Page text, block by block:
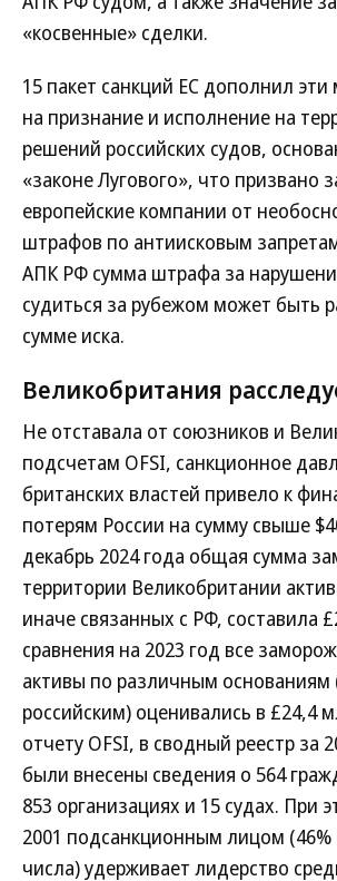
«косвенные» сделки.
15 пакет санкций ЕС дополнил
на признание и исполнение на
решений российских судов,
«законе Лугового», что призвано
европейские компании от
штрафов по антиисковым
АПК РФ сумма штрафа за
судиться за рубежом может быть
сумме иска.
Великобритания
Не отставала от союзников и
подсчетам OFSI, санкционное
британских властей привело к
потерям России на сумму свыше
декабрь 2024 года общая сумма
территории Великобритании
иначе связанных с РФ, составила
сравнения на 2023 год все
активы по различным основаниям
российским) оценивались в £24,4
отчету OFSI, в сводный реестр за
были внесены сведения о 564
853 организациях и 15 судах. При
2001 подсанкционным лицом
числа) удерживает лидерство